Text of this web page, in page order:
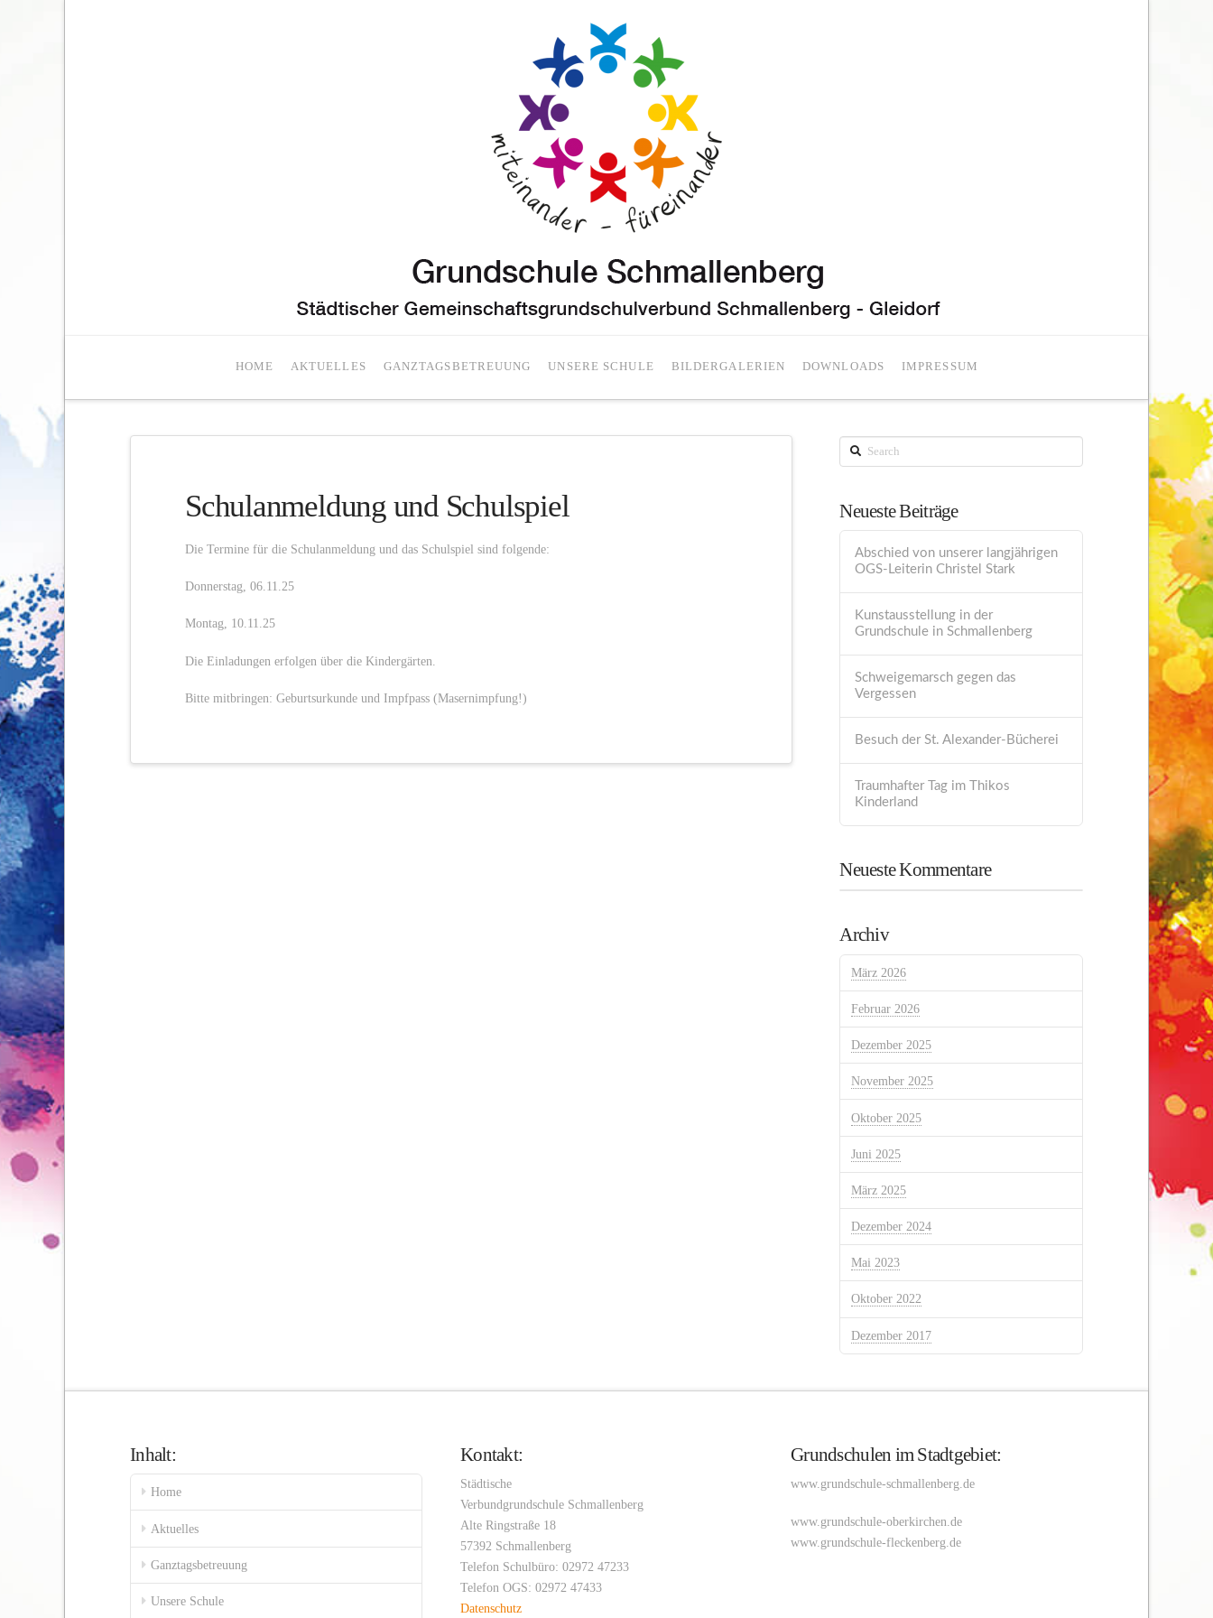
HOME AKTUELLES GANZTAGSBETREUUNG UNSERE SCHULE BILDERGALERIEN DOWNLOADS IMPRESSUM
Schulanmeldung und Schulspiel
Die Termine für die Schulanmeldung und das Schulspiel sind folgende:
Donnerstag, 06.11.25
Montag, 10.11.25
Die Einladungen erfolgen über die Kindergärten.
Bitte mitbringen: Geburtsurkunde und Impfpass (Masernimpfung!)
Search
Neueste Beiträge
Abschied von unserer langjährigen
OGS-Leiterin Christel Stark
Kunstausstellung in der
Grundschule in Schmallenberg
Schweigemarsch gegen das
Vergessen
Besuch der St. Alexander-Bücherei
Traumhafter Tag im Thikos
Kinderland
Neueste Kommentare
Archiv
März 2026
Februar 2026
Dezember 2025
November 2025
Oktober 2025
Juni 2025
März 2025
Dezember 2024
Mai 2023
Oktober 2022
Dezember 2017
Inhalt:
Home
Aktuelles
Ganztagsbetreuung
Unsere Schule
Kontakt:
Städtische
Verbundgrundschule Schmallenberg
Alte Ringstraße 18
57392 Schmallenberg
Telefon Schulbüro: 02972 47233
Telefon OGS: 02972 47433
Datenschutz
Grundschulen im Stadtgebiet:
www.grundschule-schmallenberg.de
www.grundschule-oberkirchen.de
www.grundschule-fleckenberg.de